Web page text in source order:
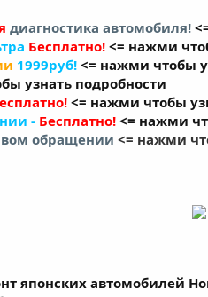
диагностика автомобиля!
Бесплатно! <= нажми
1999руб! <= нажми чтобы
узнать подробности
<= нажми чтобы
- Бесплатно! <= нажми
обращении <= нажми
японских автомобилей